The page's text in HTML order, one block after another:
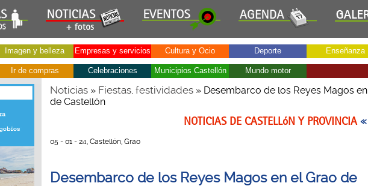
Imagen y belleza Empresas y servicios Cultura y Ocio Deporte Enseñanza
Ir de compras Celebraciones Municipios Castellón Mundo motor
Noticias» Fiestas, festividades» Desembarco de los Reyes Magos
de Castellón
NOTICIAS DE CASTELLóN Y PROVINCIA
05 - 01 - 24, Castellón, Grao
Desembarco de los Reyes Magos en el Grao de